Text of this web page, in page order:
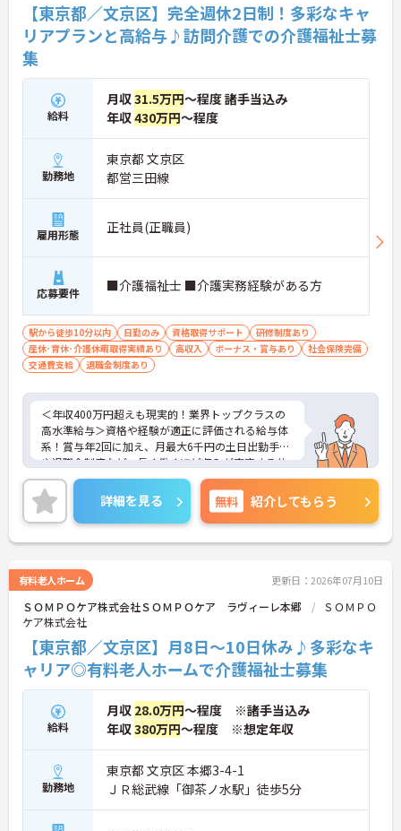
【東京都／文京区】完全週休2日制！多彩なキャ
リアプランと高給与♪訪問介護での介護福祉士募
集
給料
月収31.5万円～程度 諸手当込み
年収430万円～程度
勤務地
東京都 文京区
都営三田線
雇用形態 正社員(正職員)
応募要件 ■介護福祉士 ■介護実務経験がある方
駅から徒歩10分以内 日勤のみ 資格取得サポート
研修制度あり
産休･育休･介護休暇取得実績あり
高収入 ボーナス・賞与あり
社会保険完備
交通費支給
退職金制度あり
＜年収400万円超えも現実的！業界トップクラスの
高水準給与＞資格や経験が適正に評価される給与体
系！賞与年2回に加え、月最大6千円の土日出勤手当
や退職金制度など、長く働くほど収入が安定する仕
組みが整っています
＜スマホ1台で完結！ICT活用で記録業務の負担を大
幅カット＞日々の記録やシフト確認はすべて自社開
発のスマホアプリで行えるため、手書き書類の作成
に追われることはありません。事務作業が効率化♪
環境です。
＜「夜勤なし」で管理者・スペシャリストを目指せ
る明確なキャリアパス＞訪問介護のため夜勤がな
く、完全週休2日制で生活リズムを整えながら働け
ます。現場のプロとして極める道、マネジメント職
へ進む道とキャリアプランも多様化しています。
詳細を見る 無料 紹介してもらう
有料老人ホーム 更新日：2026年07月10日
ＳＯＭＰＯケア株式会社ＳＯＭＰＯケア ラヴィーレ本郷
ＳＯＭＰＯ
ケア株式会社
【東京都／文京区】月8日～10日休み♪多彩なキ
ャリア◎有料老人ホームで介護福祉士募集
給料
月収 28.0万円～程度 ※諸手当込み
年収380万円～程度 ※想定年収
勤務地
東京都 文京区 本郷3-4-1
ＪＲ総武線「御茶ノ水駅」徒歩5分